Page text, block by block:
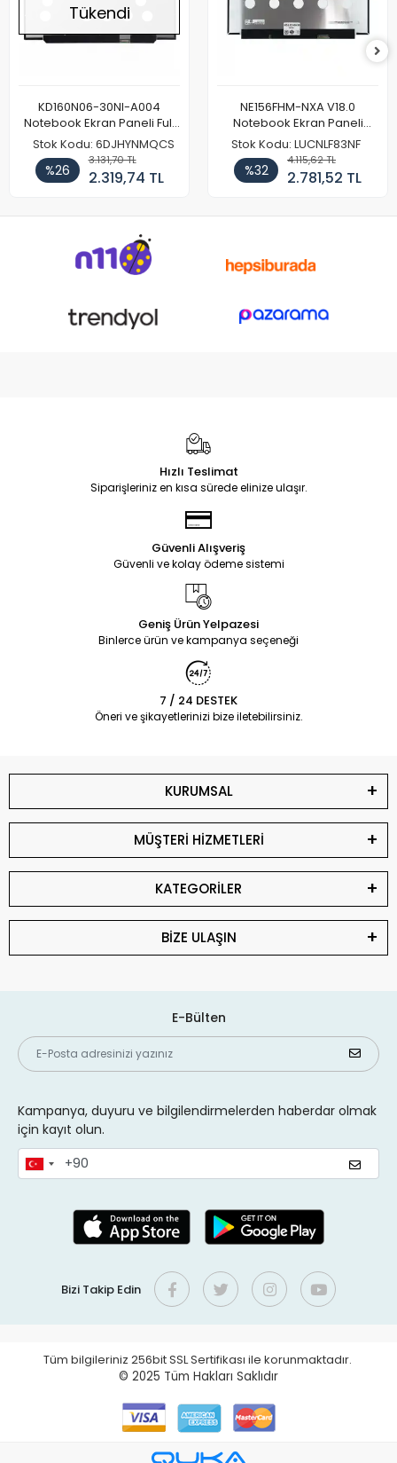
Tükendi
KD160N06-30NI-A004
Notebook Ekran Paneli Full
HD
Stok Kodu: 6DJHYNMQCS
%26
3.131,70 TL
2.319,74 TL
NE156FHM-NXA V18.0
Notebook Ekran Paneli
144Hz
Stok Kodu: LUCNLF83NF
%32
4.115,62 TL
2.781,52 TL
Hızlı Teslimat
Siparişleriniz en kısa sürede elinize ulaşır.
Güvenli Alışveriş
Güvenli ve kolay ödeme sistemi
Geniş Ürün Yelpazesi
Binlerce ürün ve kampanya seçeneği
7 / 24 DESTEK
Öneri ve şikayetlerinizi bize iletebilirsiniz.
KURUMSAL
MÜŞTERİ HİZMETLERİ
KATEGORİLER
BİZE ULAŞIN
E-Bülten
Kampanya, duyuru ve bilgilendirmelerden haberdar olmak
için kayıt olun.
Bizi Takip Edin
Tüm bilgileriniz 256bit SSL Sertifikası ile korunmaktadır.
© 2025 Tüm Hakları Saklıdır